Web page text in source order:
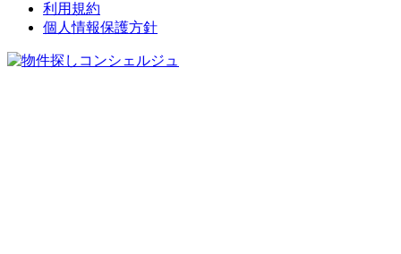
利用規約
個人情報保護方針